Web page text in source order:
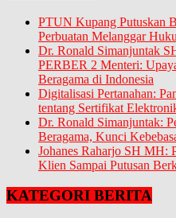
PTUN Kupang Putuskan
Perbuatan Melanggar
Dr. Ronald Simanjuntak
PERBER 2 Menteri:
Beragama di Indonesia
Digitalisasi Pertanahan:
tentang Sertifikat
Dr. Ronald Simanjuntak:
Beragama, Kunci
Johanes Raharjo SH MH:
Klien Sampai Putusan
KATEGORI BERITA